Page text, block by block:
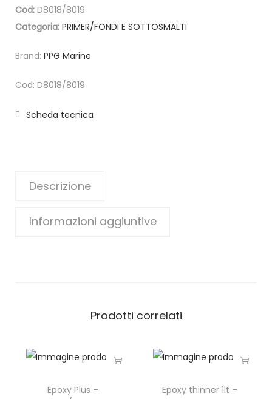
Cod: D8018/8019
Categoria: PRIMER/FONDI E SOTTOSMALTI
Brand: PPG Marine
Cod: D8018/8019
Scheda tecnica
Descrizione
Informazioni aggiuntive
Prodotti correlati
Epoxy Plus –
Epoxy thinner 1lt –